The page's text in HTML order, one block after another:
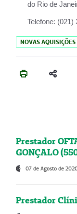
do Rio de
Telefone: (021)
NOVAS AQUISIÇÕES
Prestador
GONÇALO
07 de Agosto de
Prestador